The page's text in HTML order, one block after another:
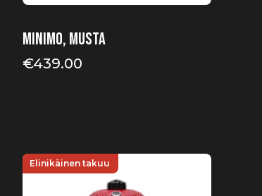
Minimo, musta
€439.00
Elinikäinen takuu